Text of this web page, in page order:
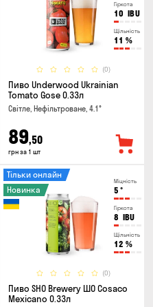
Гіркота
10 IBU
Щільність
11 %
(0)
Пиво Underwood Ukrainian
Tomato Gose 0.33л
Світле, Нефільтроване, 4.1°
89,50
грн за 1 шт
Міцність
5 °
Гіркота
8 IBU
Щільність
12 %
(0)
Тільки онлайн
Новинка
Пиво SHO Brewery ШО Cosaco
Mexicano 0.33л